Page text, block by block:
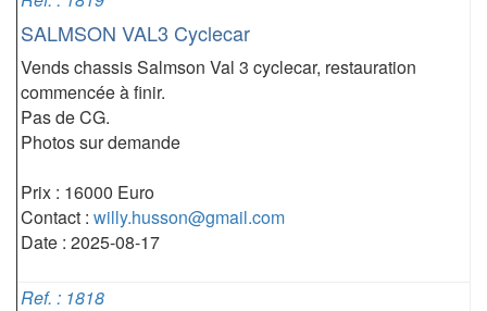
SALMSON VAL3 Cyclecar
Vends chassis Salmson Val 3 cyclecar, restauration
commencée à finir.
Pas de CG.
Photos sur demande
Prix : 16000 Euro
Contact : willy.husson@gmail.com
Date : 2025-08-17
Ref. : 1818